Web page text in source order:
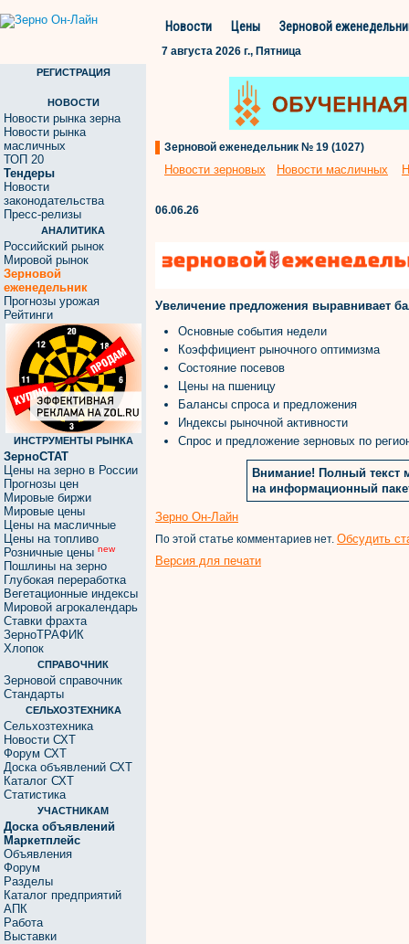
Новости Цены Зерновой
7 августа 2026 г., Пятница
РЕГИСТРАЦИЯ
НОВОСТИ
Новости рынка зерна
Новости рынка
масличных
ТОП 20
Тендеры
Новости
законодательства
Пресс-релизы
АНАЛИТИКА
Российский рынок
Мировой рынок
Зерновой
еженедельник
Прогнозы урожая
Рейтинги
ИНСТРУМЕНТЫ РЫНКА
ЗерноСТАТ
Цены на зерно в России
Прогнозы цен
Мировые биржи
Мировые цены
Цены на масличные
Цены на топливо
Розничные цены new
Пошлины на зерно
Глубокая переработка
Вегетационные индексы
Мировой агрокалендарь
Ставки фрахта
ЗерноТРАФИК
Хлопок
СПРАВОЧНИК
Зерновой справочник
Стандарты
СЕЛЬХОЗТЕХНИКА
Сельхозтехника
Новости СХТ
Форум СХТ
Доска объявлений СХТ
Каталог СХТ
Статистика
УЧАСТНИКАМ
Доска объявлений
Маркетплейс
Объявления
Форум
Разделы
Каталог предприятий
АПК
Работа
Выставки
Зерновой еженедельник № 19 (1027)
Новости зерновых Новости масличных
06.06.26
Увеличение предложения выравнивает
Основные события недели
Коэффициент рыночного оптимизма
Состояние посевов
Цены на пшеницу
Балансы спроса и предложения
Индексы рыночной активности
Спрос и предложение зерновых по
Внимание! Полный текст
на информационный
Зерно Он-Лайн
По этой статье комментариев нет. Обсудить
Версия для печати